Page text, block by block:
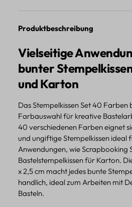
Produktbeschreibung
Vielseitige
bunter
und Karton
Das Stempelkissen Set 40
Farbauswahl für kreative
40 verschiedenen Farben eignet
und ungiftige Stempelkissen ideal
Anwendungen, wie Scrapbooking
Bastelstempelkissen für Karton.
x 2,5 cm macht jedes bunte
handlich, ideal zum Arbeiten mit
Basteln.